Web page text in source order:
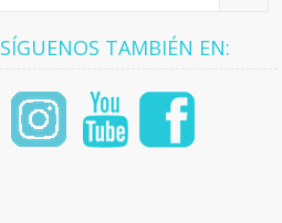
SÍGUENOS TAMBIÉN EN: